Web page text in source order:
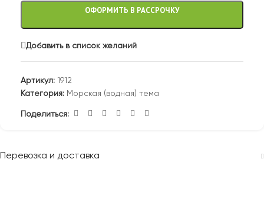
ОФОРМИТЬ В РАССРОЧКУ
Добавить в список желаний
Артикул: 1912
Категория: Морская (водная) тема
Поделиться:
Перевозка и доставка